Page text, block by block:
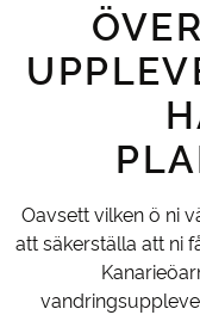
Oavsett vilken ö ni
att säkerställa att ni